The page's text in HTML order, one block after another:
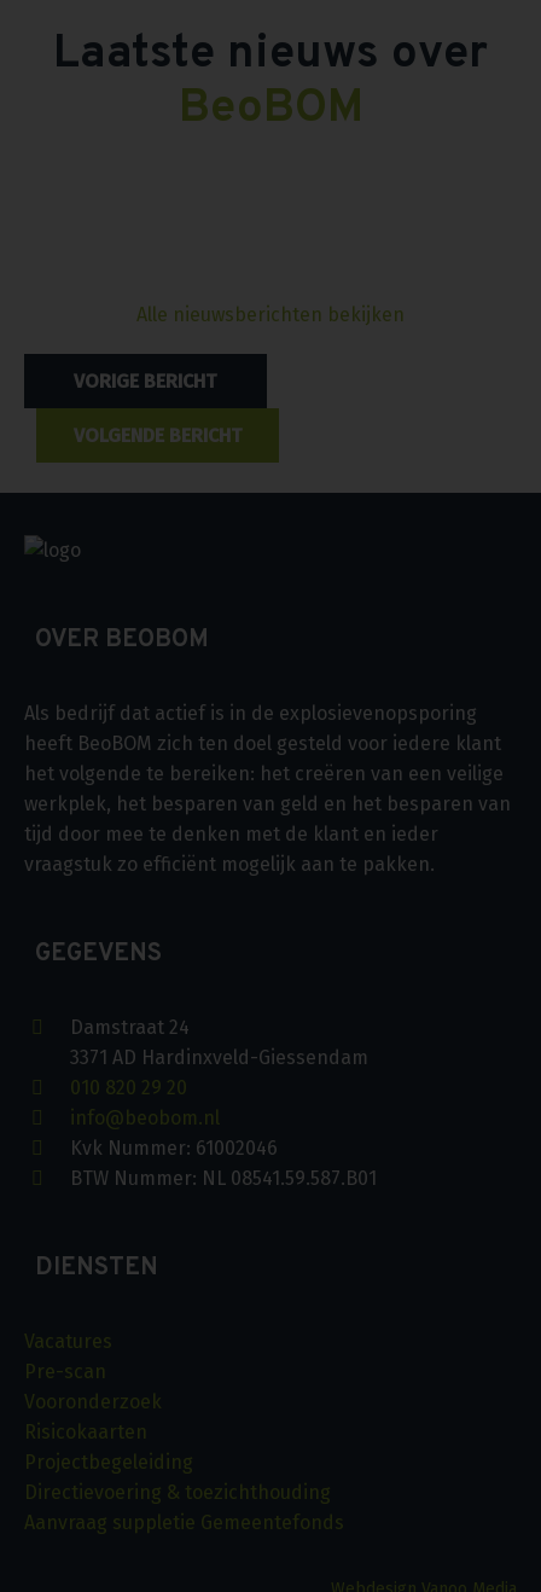
Laatste nieuws over
BeoBOM
Alle nieuwsberichten bekijken
Bericht
navigatie
VORIGE BERICHT
VOLGENDE BERICHT
OVER BEOBOM
Als bedrijf dat actief is in de explosievenopsporing
heeft BeoBOM zich ten doel gesteld voor iedere klant
het volgende te bereiken: het creëren van een veilige
werkplek, het besparen van geld en het besparen van
tijd door mee te denken met de klant en ieder
vraagstuk zo efficiënt mogelijk aan te pakken.
GEGEVENS
Damstraat 24
3371 AD Hardinxveld-Giessendam
010 820 29 20
info@beobom.nl
Kvk Nummer: 61002046
BTW Nummer: NL 08541.59.587.B01
DIENSTEN
Vacatures
Pre-scan
Vooronderzoek
Risicokaarten
Projectbegeleiding
Directievoering & toezichthouding
Aanvraag suppletie Gemeentefonds